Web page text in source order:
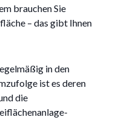
brauchen Sie
– das gibt Ihnen
in den
ist es deren
die